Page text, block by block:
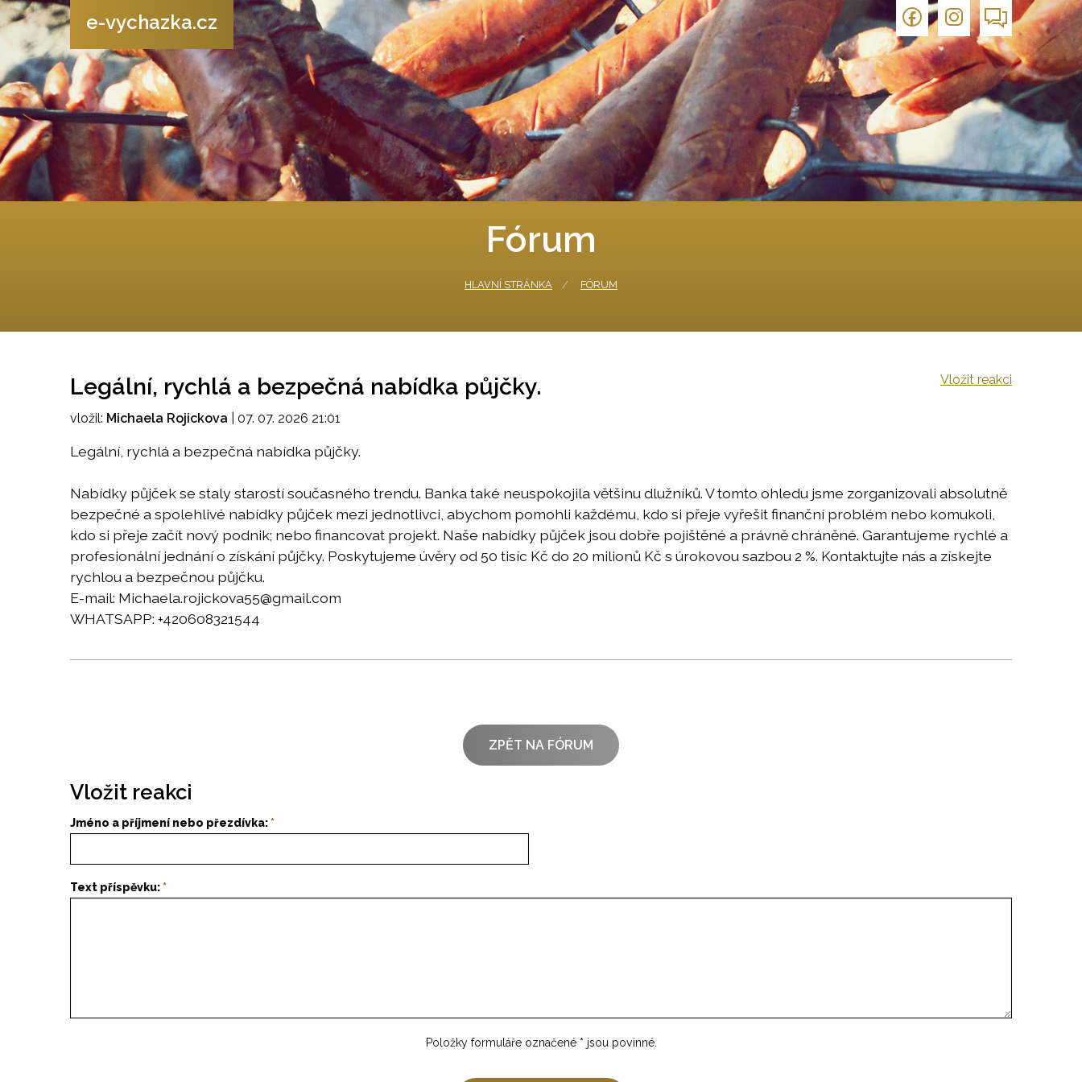
e-vychazka.cz
Fórum
HLAVNÍ STRÁNKA FÓRUM
Legální, rychlá a bezpečná nabídka půjčky. Vložit reakci
vložil: Michaela Rojickova 07. 07. 2026 21:01
Legální, rychlá a bezpečná nabídka půjčky.
Nabídky půjček se staly starostí současného trendu. Banka také neuspokojila většinu dlužníků. V tomto ohledu jsme zorganizovali absolutně
bezpečné a spolehlivé nabídky půjček mezi jednotlivci, abychom pomohli každému, kdo si přeje vyřešit finanční problém nebo komukoli,
kdo si přeje začít nový podnik; nebo financovat projekt. Naše nabídky půjček jsou dobře pojištěné a právně chráněné. Garantujeme rychlé a
profesionální jednání o získání půjčky. Poskytujeme úvěry od 50 tisíc Kč do 20 milionů Kč s úrokovou sazbou 2 %. Kontaktujte nás a získejte
rychlou a bezpečnou půjčku.
E-mail: Michaela.rojickova55@gmail.com
WHATSAPP: +420608321544
ZPĚT NA FÓRUM
Vložit reakci
Jméno a příjmení nebo přezdívka:
Text příspěvku:
Položky formuláře označené * jsou povinné.